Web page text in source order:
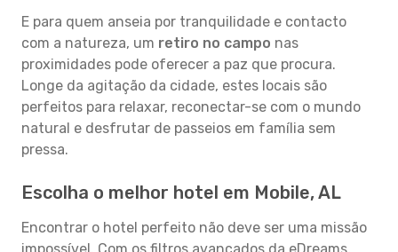
E para quem anseia por tranquilidade e contacto
com a natureza, um retiro no campo nas
proximidades pode oferecer a paz que procura.
Longe da agitação da cidade, estes locais são
perfeitos para relaxar, reconectar-se com o mundo
natural e desfrutar de passeios em família sem
pressa.
Escolha o melhor hotel em Mobile, AL
Encontrar o hotel perfeito não deve ser uma missão